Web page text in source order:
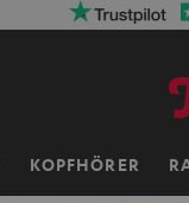
KOPFHÖRER